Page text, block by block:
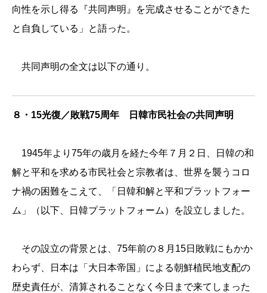
向性を示し得る『共同声明』を完成させることができた
と自負している」と語った。
共同声明の全文は以下の通り。
８・15光復／敗戦75周年 日韓市民社会の共同声明
1945年より75年の歳月を経た今年７月２日、日韓の和
解と平和を求める市民社会と宗教者は、世界を襲うコロ
ナ禍の困難をこえて、「日韓和解と平和プラットフォー
ム」（以下、日韓プラットフォーム）を設立しました。
その設立の背景とは、75年前の８月15日敗戦にもかか
わらず、日本は「大日本帝国」による朝鮮植民地支配の
歴史責任が、清算されることなく今日まで来てしまった